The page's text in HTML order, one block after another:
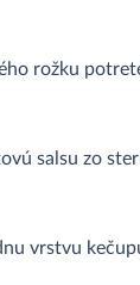
rožku
salsu zo
vrstvu